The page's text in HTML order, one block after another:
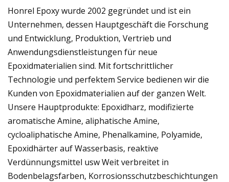
Honrel Epoxy wurde 2002 gegründet und ist ein
Unternehmen, dessen Hauptgeschäft die Forschung
und Entwicklung, Produktion, Vertrieb und
Anwendungsdienstleistungen für neue
Epoxidmaterialien sind. Mit fortschrittlicher
Technologie und perfektem Service bedienen wir die
Kunden von Epoxidmaterialien auf der ganzen Welt.
Unsere Hauptprodukte: Epoxidharz, modifizierte
aromatische Amine, aliphatische Amine,
cycloaliphatische Amine, Phenalkamine, Polyamide,
Epoxidhärter auf Wasserbasis, reaktive
Verdünnungsmittel usw Weit verbreitet in
Bodenbelagsfarben, Korrosionsschutzbeschichtungen